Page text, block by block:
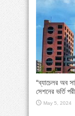
“ব্যাচেলর অব
সেশনের ভর্তি
May 5, 2024